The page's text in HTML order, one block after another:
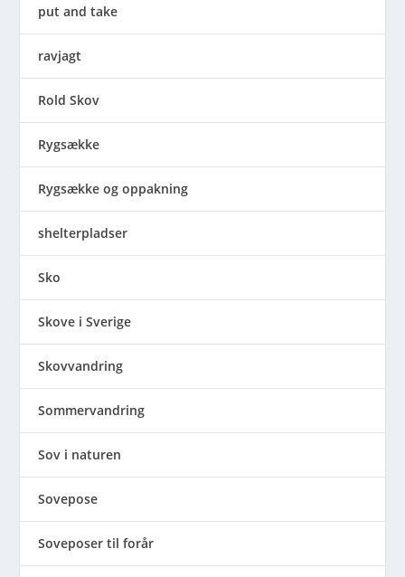
put and take
ravjagt
Rold Skov
Rygsække
Rygsække og oppakning
shelterpladser
Sko
Skove i Sverige
Skovvandring
Sommervandring
Sov i naturen
Sovepose
Soveposer til forår